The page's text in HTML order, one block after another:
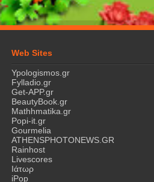
Web Sites
Ypologismos.gr
Fylladio.gr
Get-APP.gr
BeautyBook.gr
Mathhmatika.gr
Popi-it.gr
Gourmelia
ATHENSPHOTONEWS.GR
Rainhost
Livescores
Ιάτωρ
iPop